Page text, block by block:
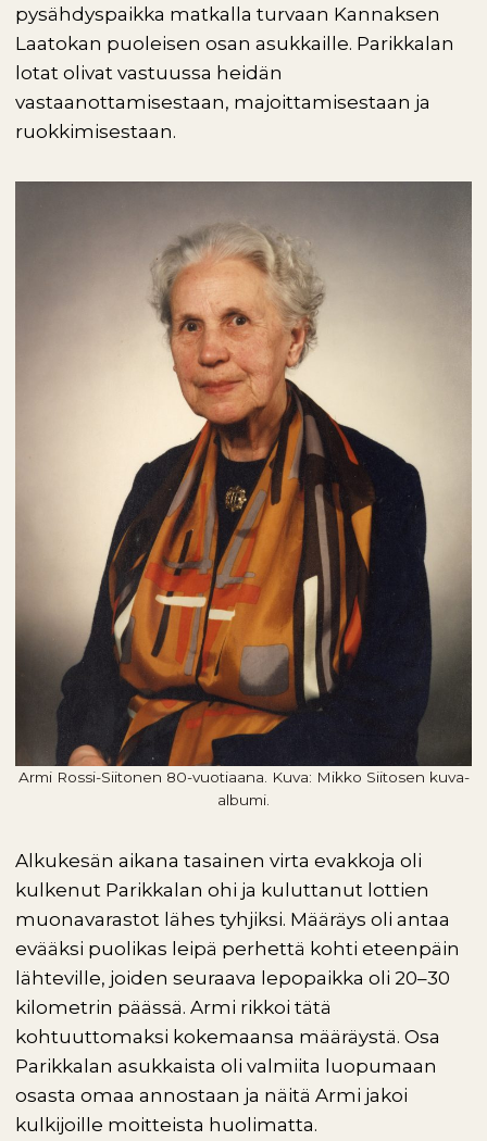
pysähdyspaikka matkalla turvaan Kannaksen
Laatokan puoleisen osan asukkaille. Parikkalan
lotat olivat vastuussa heidän
vastaanottamisestaan, majoittamisestaan ja
ruokkimisestaan.
Armi Rossi-Siitonen 80-vuotiaana. Kuva: Mikko Siitosen kuva-
albumi.
Alkukesän aikana tasainen virta evakkoja oli
kulkenut Parikkalan ohi ja kuluttanut lottien
muonavarastot lähes tyhjiksi. Määräys oli antaa
evääksi puolikas leipä perhettä kohti eteenpäin
lähteville, joiden seuraava lepopaikka oli 20–30
kilometrin päässä. Armi rikkoi tätä
kohtuuttomaksi kokemaansa määräystä. Osa
Parikkalan asukkaista oli valmiita luopumaan
osasta omaa annostaan ja näitä Armi jakoi
kulkijoille moitteista huolimatta.